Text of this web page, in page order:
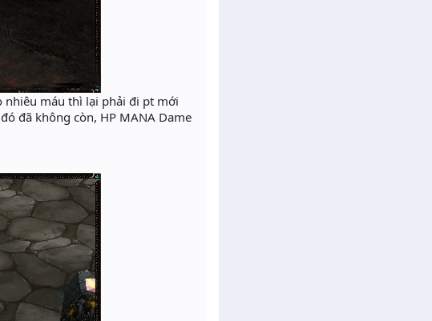
nhiêu máu thì lại phải đi pt mới
đã không còn, HP MANA Dame